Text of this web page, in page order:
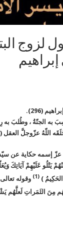
لزوج
إبراهيم
(296)
.
به الجنّةُ ، وطُلبَ
اللّهُ عزّوجلَّ العقل(298)
يَتْلُو عَلَيْهِمْ آيَاتِكَ
)
(1) وقوله
مِنَ الثَمَراتِ لَعلَّهُم